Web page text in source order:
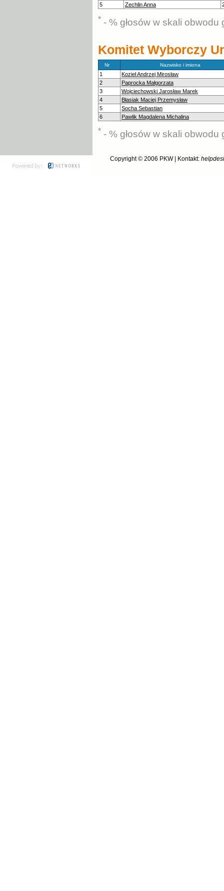
5
Zechlin Anna
* - % głosów w skali obwodu
Komitet Wyborczy
Nr Nazwisko i imiona
1
Kozieł Andrzej Mirosław
2
Paprocka Małgorzata
3
Wojciechowski Jarosław Marek
4
Błasiak Maciej Przemysław
5
Socha Sebastian
6
Pawlik Magdalena Michalina
* - % głosów w skali obwodu
Copyright © 2006 PKW| Kontakt: